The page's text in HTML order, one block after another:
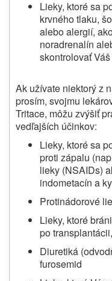
Lieky, ktoré sa
krvného tlaku,
alebo alergií,
noradrenalín
skontrolovať
Ak užívate niektorý z
prosím, svojmu
Tritace, môžu zvýšiť
vedľajších účinkov:
Lieky, ktoré sa
proti zápalu
lieky (NSAIDs)
indometacín a
Protinádorové
Lieky, ktoré
po
Diuretiká
furosemid